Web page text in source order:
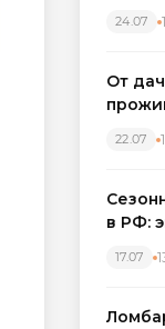
24.07
От
22.07
в РФ:
17.07